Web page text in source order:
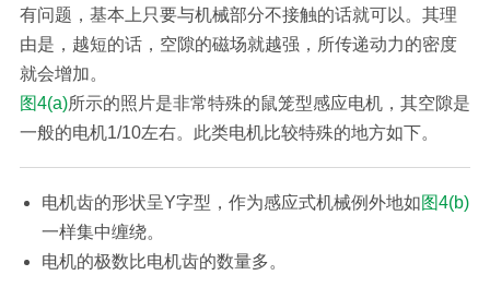
有问题，基本上只要与机械部分不接触的话就可以。其理
由是，越短的话，空隙的磁场就越强，所传递动力的密度
就会增加。
图4(a)所示的照片是非常特殊的鼠笼型感应电机，其空隙是
一般的电机1/10左右。此类电机比较特殊的地方如下。
电机齿的形状呈Y字型，作为感应式机械例外地如图4(b)
一样集中缠绕。
电机的极数比电机齿的数量多。